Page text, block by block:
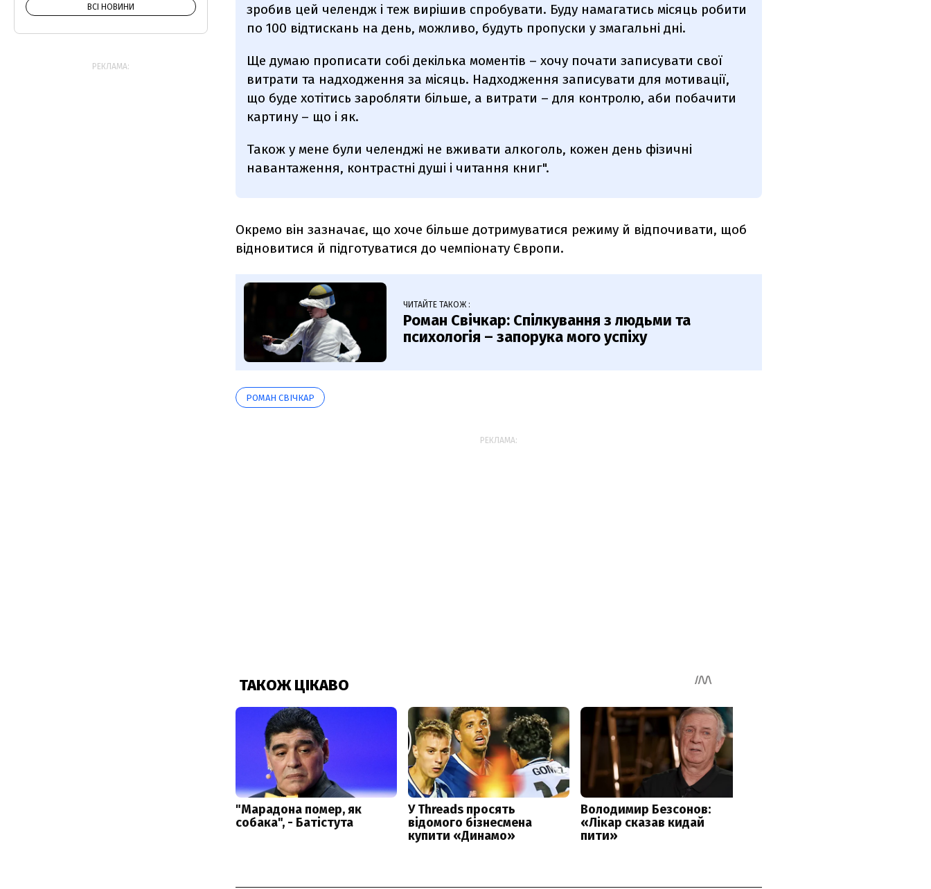
зробив цей челендж і теж вирішив спробувати. Буду намагатись місяць робити
по 100 відтискань на день, можливо, будуть пропуски у змагальні дні.
Ще думаю прописати собі декілька моментів – хочу почати записувати свої
витрати та надходження за місяць. Надходження записувати для мотивації,
що буде хотітись заробляти більше, а витрати – для контролю, аби побачити
картину – що і як.
Також у мене були челенджі не вживати алкоголь, кожен день фізичні
навантаження, контрастні душі і читання книг".
Окремо він зазначає, що хоче більше дотримуватися режиму й відпочивати, щоб
відновитися й підготуватися до чемпіонату Європи.
ЧИТАЙТЕ ТАКОЖ :
Роман Свічкар: Спілкування з людьми та
психологія – запорука мого успіху
РОМАН СВІЧКАР
РЕКЛАМА:
ВСІ НОВИНИ
РЕКЛАМА: